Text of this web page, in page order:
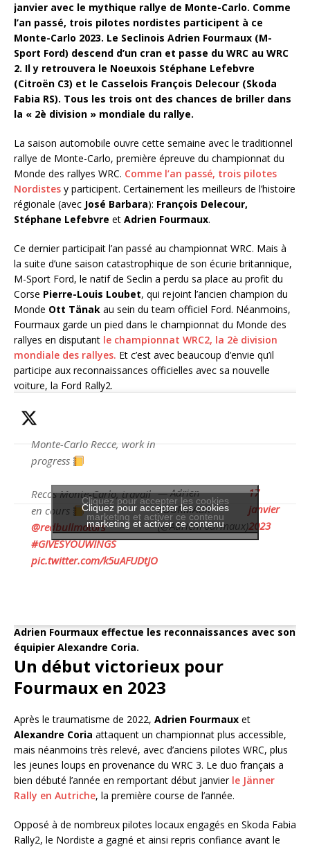
janvier avec le mythique rallye de Monte-Carlo. Comme
l’an passé, trois pilotes nordistes participent à ce
Monte-Carlo 2023. Le Seclinois Adrien Fourmaux (M-
Sport Ford) descend d’un cran et passe du WRC au WRC
2. Il y retrouvera le Noeuxois Stéphane Lefebvre
(Citroën C3) et le Casselois François Delecour (Skoda
Fabia RS). Tous les trois ont des chances de briller dans
la « 2è division » mondiale du rallye.
La saison automobile ouvre cette semaine avec le traditionnel
rallye de Monte-Carlo, première épreuve du championnat du
Monde des rallyes WRC. Comme l’an passé, trois pilotes
Nordistes y participent. Certainement les meilleurs de l’histoire
régionale (avec José Barbara): François Delecour,
Stéphane Lefebvre et Adrien Fourmaux.
Ce dernier participait l’an passé au championnat WRC. Mais à
la suite d’une saison catastrophique de son écurie britannique,
M-Sport Ford, le natif de Seclin a perdu sa place au profit du
Corse Pierre-Louis Loubet, qui rejoint l’ancien champion du
Monde Ott Tänak au sein du team officiel Ford. Néanmoins,
Fourmaux garde un pied dans le championnat du Monde des
rallyes en disputant le championnat WRC2, la 2è division
mondiale des rallyes. Et c’est avec beaucoup d’envie qu’il
participe aux reconnaissances officielles avec sa nouvelle
voiture, la Ford Rally2.
Monte-Carlo Recce, work in
progress
Recos Monte-Carlo, travail
en cours
@redbullmotors
#GIVESYOUWINGS
pic.twitter.com/k5uAFUDtJO
— Adrien
FOURMAUX
(@AdrienFourmaux)
17
janvier
2023
Cliquez pour accepter les cookies
marketing et activer ce contenu
Cliquez pour accepter les cookies
marketing et activer ce contenu
Adrien Fourmaux effectue les reconnaissances avec son
équipier Alexandre Coria.
Un début victorieux pour
Fourmaux en 2023
Après le traumatisme de 2022, Adrien Fourmaux et
Alexandre Coria attaquent un championnat plus accessible,
mais néanmoins très relevé, avec d’anciens pilotes WRC, plus
les jeunes loups en provenance du WRC 3. Le duo français a
bien débuté l’année en remportant début janvier le Jänner
Rally en Autriche, la première course de l’année.
Opposé à de nombreux pilotes locaux engagés en Skoda Fabia
Rally2, le Nordiste a gagné et ainsi repris confiance avant le